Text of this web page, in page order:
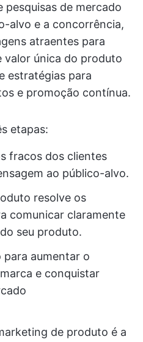
pesquisas de mercado
alvo e a concorrência,
atraentes para
valor única do produto
estratégias para
e promoção contínua.
etapas:
fracos dos clientes
ao público-alvo.
resolve os
comunicar claramente
seu produto.
aumentar o
e conquistar
de produto é a